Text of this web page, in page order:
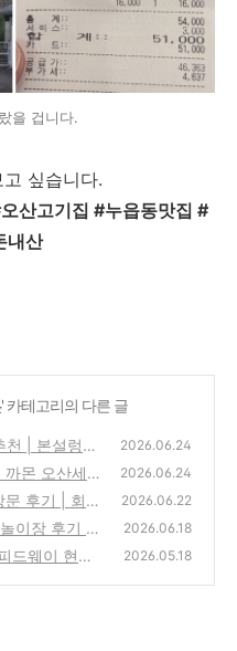
을 겁니다.
싶습니다.
산고기집 #누읍동맛집 #
내산
' 카테고리의 다른 글
천 | 본설렁탕
2026.06.24
몬 오산세교
(0)
2026.06.24
후기 | 회생
2026.06.22
이장 후기 (2
·준비물)
2026.06.18
드웨이 현대
2026.05.18